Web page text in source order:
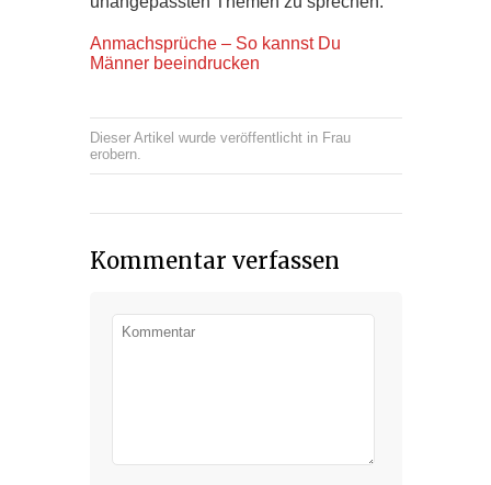
Anmachsprüche – So kannst Du
Männer beeindrucken
Dieser Artikel wurde veröffentlicht in Frau
erobern.
Kommentar verfassen